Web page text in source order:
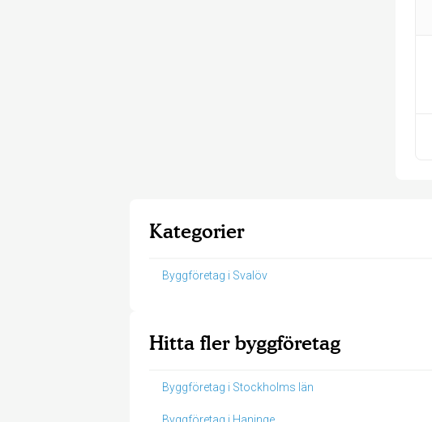
Kategorier
Byggföretag i Svalöv
Hitta fler byggföretag
Byggföretag i Stockholms län